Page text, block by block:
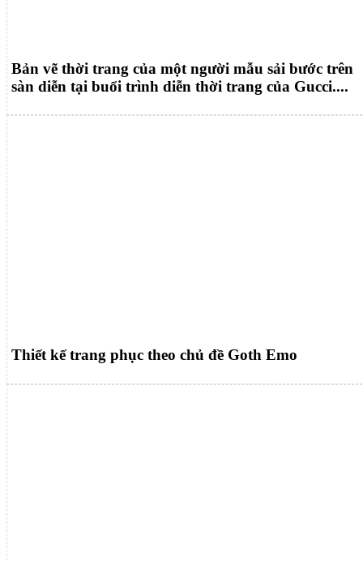
Bản vẽ thời trang của một người mẫu sải bước trên
sàn diễn tại buổi trình diễn thời trang của Gucci....
Thiết kế trang phục theo chủ đề Goth Emo